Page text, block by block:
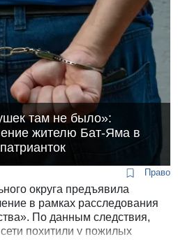
там не было»:
жителю Бат-Яма в
Право
округа предъявила
в рамках расследования
По данным следствия,
похитили у пожилых